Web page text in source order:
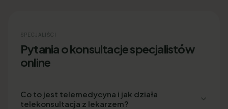
SPECJALIŚCI
Pytania o konsultacje specjalistów
online
Co to jest telemedycyna i jak działa
telekonsultacja z lekarzem?